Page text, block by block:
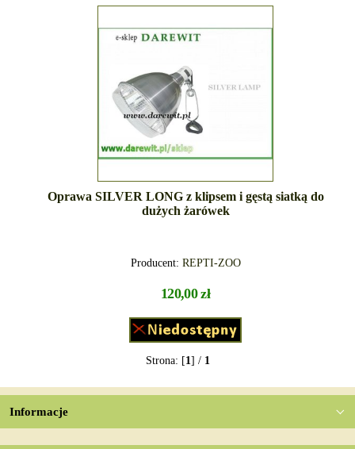
Oprawa SILVER LONG z klipsem i gęstą siatką do
dużych żarówek
Producent: REPTI-ZOO
120,00 zł
Strona: [1] / 1
Informacje